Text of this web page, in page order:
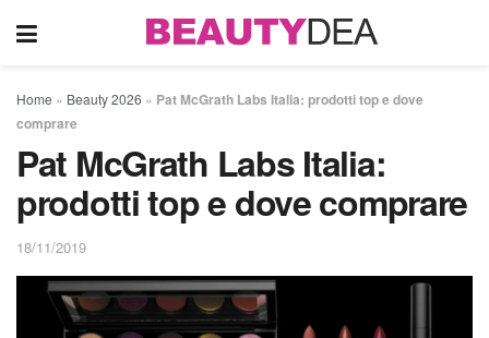
Home » Beauty 2026 » Pat McGrath Labs Italia: prodotti top e dove
comprare
Pat McGrath Labs Italia:
prodotti top e dove comprare
18/11/2019